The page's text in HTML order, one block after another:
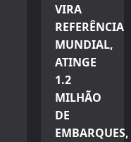
VIRA
REFERÊNCIA
MUNDIAL,
ATINGE
1.2
MILHÃO
DE
EMBARQUES,